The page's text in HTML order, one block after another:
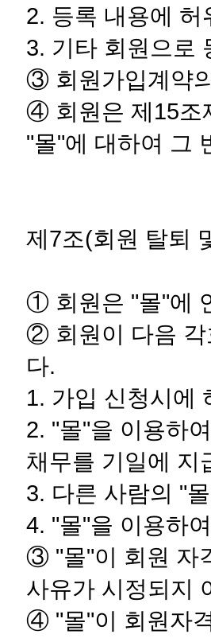
2. 등록 내용에
3. 기타 회원으로
③ 회원가입계약
④ 회원은 제15조
"몰"에 대하여 그
제7조(회원 탈퇴
① 회원은 "몰"에
② 회원이 다음 각
다.
1. 가입 신청시에
2. "몰"을 이용하
채무를 기일에 지
3. 다른 사람의 "
4. "몰"을 이용하
③ "몰"이 회원 자
사유가 시정되지
④ "몰"이 회원자